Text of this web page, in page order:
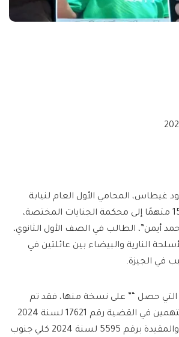
غيطاس، المحامي الأول العام لنيابة
جنوب الجيزة الكلية، 15 متهمًا إلى محكمة الجنايات المختصة،
أيمن”، الطالب في الصف الأول الثانوي،
النارية والبيضاء بين عائلتين في
في الجيزة.
التي حصل “” على نسخة منها، فقد تم
إلقاء القبض على المتهمين في القضية رقم 17621 لسنة 2024
جنايات قسم الجيزة، والمقيدة برقم 5595 لسنة 2024 كلي جنوب